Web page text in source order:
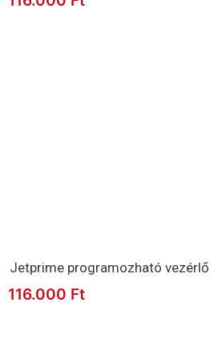
Jetprime programozható vezérlő
116.000 Ft